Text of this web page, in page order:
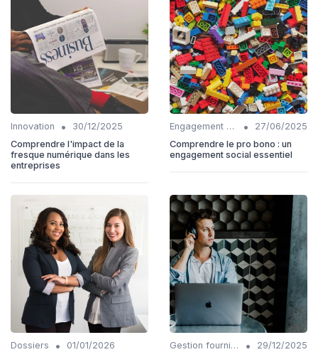
Innovation •
30/12/2025
Comprendre l'impact de la
fresque numérique dans les
entreprises
Engagement communautaire •
27/06/2025
Comprendre le pro bono : un
engagement social essentiel
Dossiers •
01/01/2026
Gestion fournisseurs •
29/12/2025